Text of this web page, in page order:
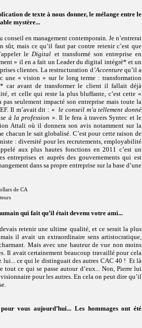
de texte à nous donner, le mélange entre le
mystère...
en management contemporain. Je n’entrerai
sûr, mais ce qu’il faut par contre retenir c’est que
leDigital et transformé son entreprise en
» il en a fait un Leader du digital intégré* et un
clientes. La restructuration d’Accenture qu’il a
une « vision » sur le long terme : transformation
car avant de transformer le client il fallait déjà
et celle qui reste la plus bluffante, c’est cette «
seulement impacté son entreprise mais toute la
Il m’avait dit : « le conseil m’a tellement donné
à la profession ». Il le fera à travers Syntec et le
Attali où il donnera son avis notamment sur la
chacun le sait globalisé. C’est pour cette raison de
: diversité pour les recrutements, employabilité
aux plus hautes fonctions en 2011 c’est un
entreprises et auprès des gouvernements qui est
dans sa propre entreprise sur la base d’une
de CA
qui fait qu’il était devenu votre ami...
retenir une ultime qualité, et ce serait la plus
il avait un extraordinaire sens artistocratique,
Mais avec une hauteur de vue non moins
Il avait certainement beaucoup travaillé pour cela
lui... ce qui le distinguait des autres CAC 40 ! Et là
ce qui se passe autour d’eux... Non, Pierre lui
pour les autres. En cela on peut dire qu’il
vous aujourd’hui... Les hommages ont été